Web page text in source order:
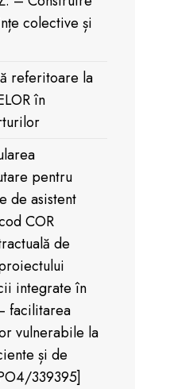
colective și
referitoare la
în
pentru
de asistent
COR
de
integrate în
facilitarea
vulnerabile la
și de
339395]